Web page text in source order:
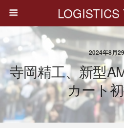
LOGISTICS
2024年8月
寺岡精工、新型
カート